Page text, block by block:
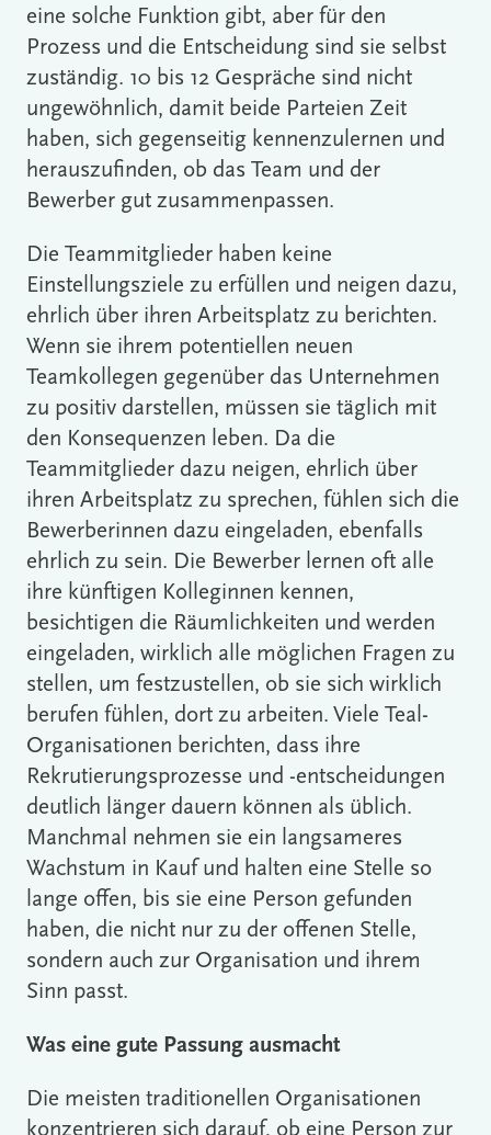
eine solche Funktion gibt, aber für den
Prozess und die Entscheidung sind sie selbst
zuständig. 10 bis 12 Gespräche sind nicht
ungewöhnlich, damit beide Parteien Zeit
haben, sich gegenseitig kennenzulernen und
herauszufinden, ob das Team und der
Bewerber gut zusammenpassen.
Die Teammitglieder haben keine
Einstellungsziele zu erfüllen und neigen dazu,
ehrlich über ihren Arbeitsplatz zu berichten.
Wenn sie ihrem potentiellen neuen
Teamkollegen gegenüber das Unternehmen
zu positiv darstellen, müssen sie täglich mit
den Konsequenzen leben. Da die
Teammitglieder dazu neigen, ehrlich über
ihren Arbeitsplatz zu sprechen, fühlen sich die
Bewerberinnen dazu eingeladen, ebenfalls
ehrlich zu sein. Die Bewerber lernen oft alle
ihre künftigen Kolleginnen kennen,
besichtigen die Räumlichkeiten und werden
eingeladen, wirklich alle möglichen Fragen zu
stellen, um festzustellen, ob sie sich wirklich
berufen fühlen, dort zu arbeiten. Viele Teal-
Organisationen berichten, dass ihre
Rekrutierungsprozesse und -entscheidungen
deutlich länger dauern können als üblich.
Manchmal nehmen sie ein langsameres
Wachstum in Kauf und halten eine Stelle so
lange offen, bis sie eine Person gefunden
haben, die nicht nur zu der offenen Stelle,
sondern auch zur Organisation und ihrem
Sinn passt.
Was eine gute Passung ausmacht
Die meisten traditionellen Organisationen
konzentrieren sich darauf, ob eine Person zur